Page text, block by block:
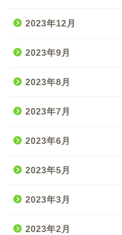
2023年12月
2023年9月
2023年8月
2023年7月
2023年6月
2023年5月
2023年3月
2023年2月